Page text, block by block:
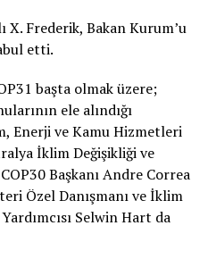
X. Frederik, Bakan Kurum’u
etti.
başta olmak üzere;
ele alındığı
Enerji ve Kamu Hizmetleri
İklim Değişikliği ve
Başkanı Andre Correa
Özel Danışmanı ve İklim
Selwin Hart da